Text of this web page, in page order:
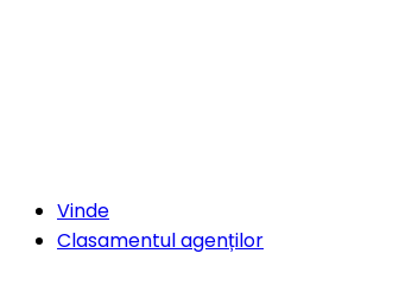
Vinde
Clasamentul agenților